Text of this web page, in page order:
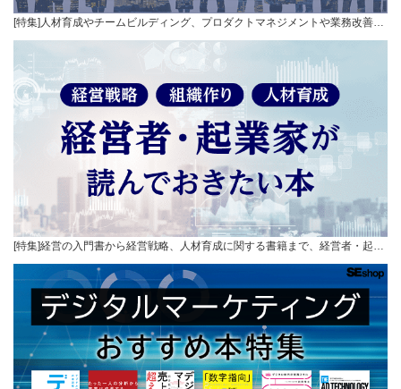
[特集]人材育成やチームビルディング、プロダクトマネジメントや業務改善…
[特集]経営の入門書から経営戦略、人材育成に関する書籍まで、経営者・起…